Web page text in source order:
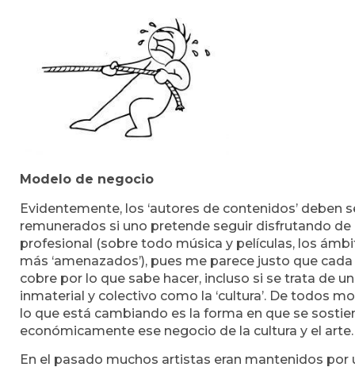
Modelo de negocio
Evidentemente, los ‘autores de contenidos’ deben
remunerados si uno pretende seguir disfrutando de
profesional (sobre todo música y películas, los
más ‘amenazados’), pues me parece justo que
cobre por lo que sabe hacer, incluso si se trata de
inmaterial y colectivo como la ‘cultura’. De todos
lo que está cambiando es la forma en que se
económicamente ese negocio de la cultura y el arte.
En el pasado muchos artistas eran mantenidos por